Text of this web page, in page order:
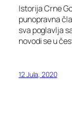
Istorija Crne
punopravna
sva poglavlja
novodi se u
12 Jula, 2020